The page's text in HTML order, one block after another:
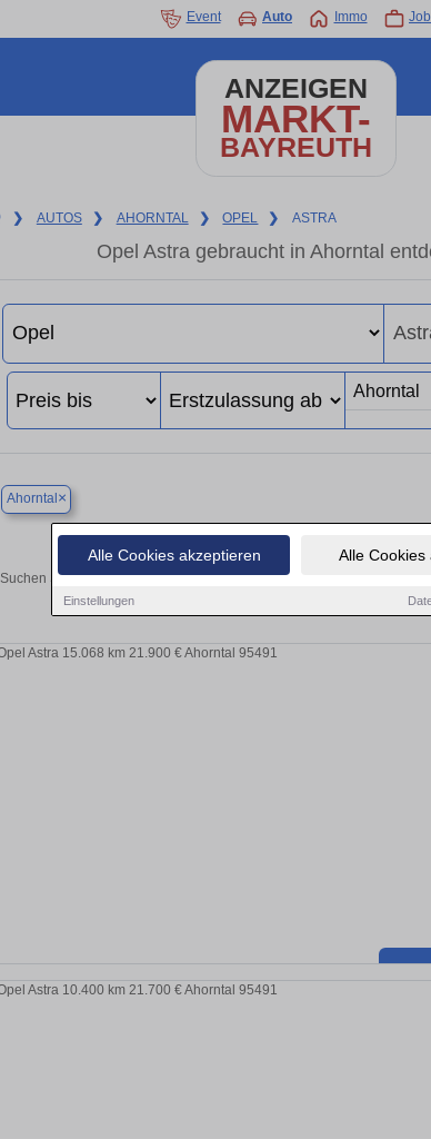
Alle Cookies akzeptieren Alle Cookies
Einstellungen
Event Auto Immo Job
ANZEIGEN
MARKT-
BAYREUTH
❯ AUTOS ❯ AHORNTAL ❯ OPEL ❯ ASTRA
Opel Astra gebraucht in Ahorntal
Ahorntal ×
Finden Sie in
Suchen Sie in Ahorntal einen Opel Astra Gebrauchtwagen?